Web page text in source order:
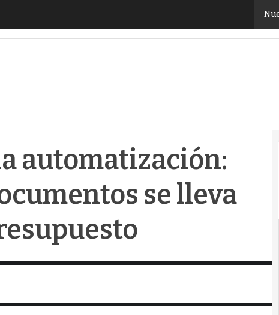
la automatización: cuando integrar documentos se
automatización:
se lleva